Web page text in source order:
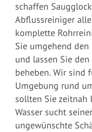
schaffen
Abflussreiniger
komplette
Sie umgehend
und lassen Sie
beheben. Wir sind
Umgebung rund
sollten Sie zeitnah
Wasser sucht
ungewünschte